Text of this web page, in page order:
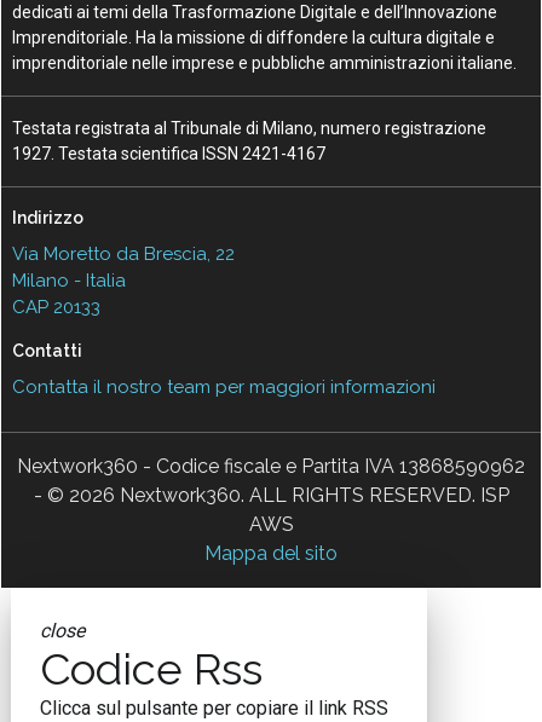
dedicati ai temi della Trasformazione Digitale e dell’Innovazione
Imprenditoriale. Ha la missione di diffondere la cultura digitale e
imprenditoriale nelle imprese e pubbliche amministrazioni italiane.
Testata registrata al Tribunale di Milano, numero registrazione
1927. Testata scientifica ISSN 2421-4167
Indirizzo
Via Moretto da Brescia, 22
Milano - Italia
CAP 20133
Contatti
Contatta il nostro team per maggiori informazioni
Nextwork360 - Codice fiscale e Partita IVA 13868590962
- © 2026 Nextwork360. ALL RIGHTS RESERVED. ISP
AWS
Mappa del sito
close
Codice Rss
Clicca sul pulsante per copiare il link RSS